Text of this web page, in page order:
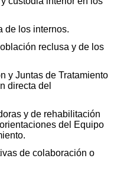
de los internos.
reclusa y de los
y Juntas de Tratamiento
directa del
y de rehabilitación
del Equipo
de colaboración o